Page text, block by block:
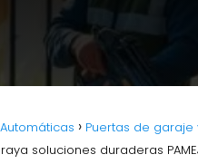
Puertas de
soluciones duraderas